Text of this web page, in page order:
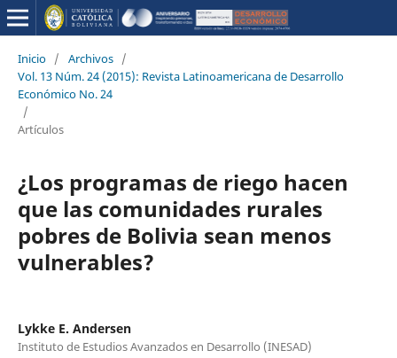
Inicio / Archivos /
Vol. 13 Núm. 24 (2015): Revista Latinoamericana de Desarrollo
Económico No. 24
/
Artículos
¿Los programas de riego hacen
que las comunidades rurales
pobres de Bolivia sean menos
vulnerables?
Lykke E. Andersen
Instituto de Estudios Avanzados en Desarrollo (INESAD)